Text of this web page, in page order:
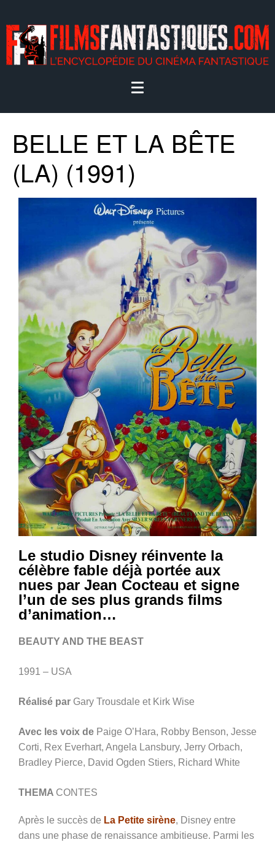
BELLE ET LA BÊTE
(LA) (1991)
Le studio Disney réinvente la
célèbre fable déjà portée aux
nues par Jean Cocteau et signe
l’un de ses plus grands films
d’animation…
BEAUTY AND THE BEAST
1991 – USA
Réalisé par Gary Trousdale et Kirk Wise
Avec les voix de Paige O’Hara, Robby Benson, Jesse
Corti, Rex Everhart, Angela Lansbury, Jerry Orbach,
Bradley Pierce, David Ogden Stiers, Richard White
THEMA CONTES
Après le succès de La Petite sirène, Disney entre
dans une phase de renaissance ambitieuse. Parmi les